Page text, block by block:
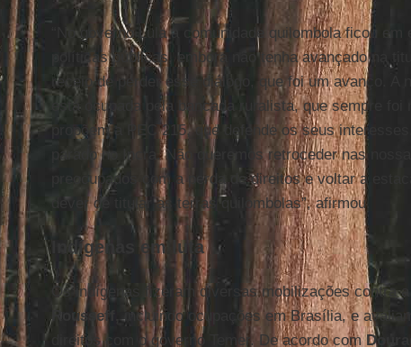
“No governo Lula a comunidade quilombola ficou
políticas públicas, embora não tenha avançado na
receio de perder esse diálogo, que foi um avanço. A
está ocupada pela bancada ruralista, que sempre foi
propõem a PEC 215, que defende os seus
parado no Incra. Não queremos retroceder nas
preocupados com a perda de direitos e voltar a
dever de titular as terras quilombolas”, afirmou.
Indígenas em luta
Os indígenas fizeram diversas mobilizações contra
Rousseff,
incluindo ocupações em Brasília, e
direitos com o governo Temer. De acordo com